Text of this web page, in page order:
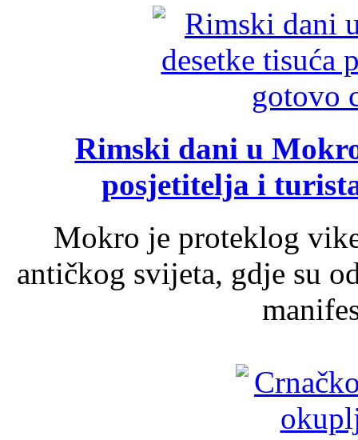
Rimski dani u
posjetitelja i
Mokro je proteklog
antičkog svijeta, gdje su